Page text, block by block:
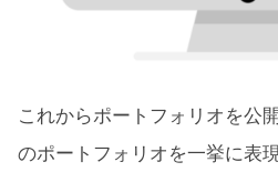
これからポートフォリオを公
のポートフォリオを一挙に表